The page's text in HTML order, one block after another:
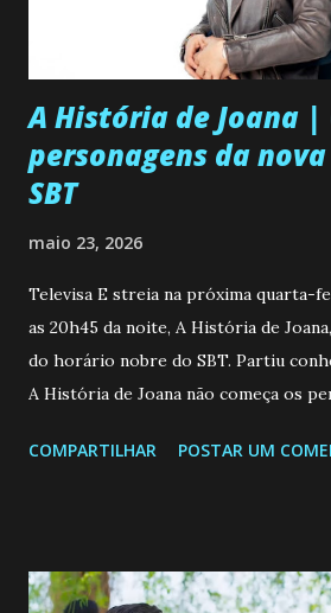
A História de Joana |
personagens da
SBT
maio 23, 2026
Televisa E streia na próxima quarta-
as 20h45 da noite, A História de
do horário nobre do SBT. Partiu
A História de Joana não começa os
de 25/05/26 a 31/05/26 JOANA
permanecer virgem até encontrar o
COMPARTILHAR POSTAR UM